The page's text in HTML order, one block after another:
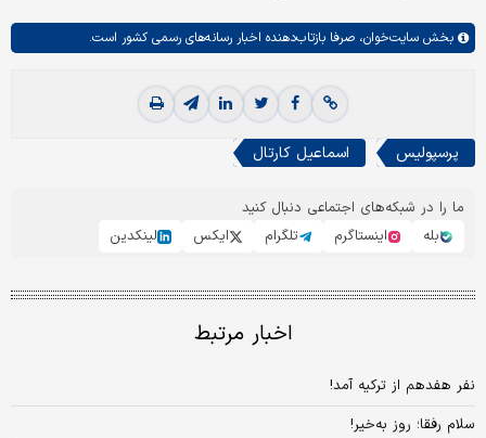
بخش سایت‌خوان، صرفا بازتاب‌دهنده اخبار رسانه‌های رسمی کشور است.
پرسپولیس اسماعیل کارتال
ما را در شبکه‌های اجتماعی دنبال کنید
بله
اینستاگرم تلگرام ایکس لینکدین
اخبار مرتبط
نفر هفدهم از ترکیه آمد!
سلام رفقا؛ روز به‌خیر!